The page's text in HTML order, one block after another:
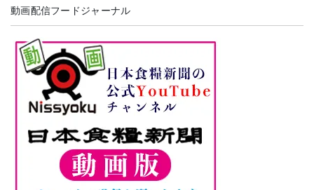
動画配信フードジャーナル